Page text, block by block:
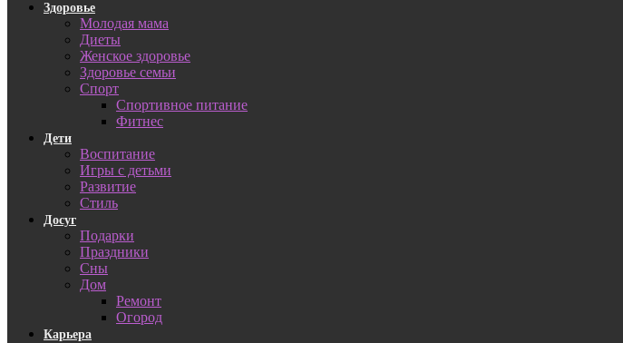
Здоровье
Молодая мама
Диеты
Женское здоровье
Здоровье семьи
Спорт
Спортивное питание
Фитнес
Дети
Воспитание
Игры с детьми
Развитие
Стиль
Досуг
Подарки
Праздники
Сны
Дом
Ремонт
Огород
Карьера